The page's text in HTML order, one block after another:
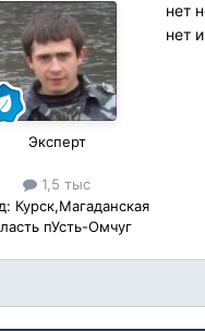
Эксперт
1,5 тыс
Курск,Магаданская
пУсть-Омчуг
нет
нет